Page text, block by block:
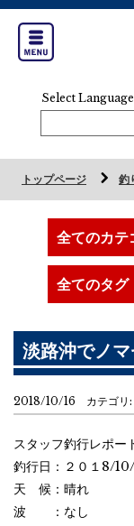
Select Language
トップページ 釣
淡路沖でノマ
2018/10/16 カテゴリ:
スタッフ釣行レポー
釣行日：２０１8/
天 候：晴れ
波 ：なし